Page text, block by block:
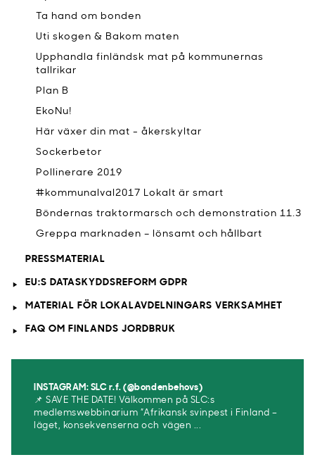
Ta hand om bonden
Uti skogen & Bakom maten
Upphandla finländsk mat på kommunernas
tallrikar
Plan B
EkoNu!
Här växer din mat - åkerskyltar
Sockerbetor
Pollinerare 2019
#kommunalval2017 Lokalt är smart
Böndernas traktormarsch och demonstration 11.3
Greppa marknaden – lönsamt och hållbart
PRESSMATERIAL
EU:S DATASKYDDSREFORM GDPR
MATERIAL FÖR LOKALAVDELNINGARS VERKSAMHET
FAQ OM FINLANDS JORDBRUK
INSTAGRAM: SLC r.f. (@bondenbehovs)
📌 SAVE THE DATE! Välkommen på SLC:s
medlemswebbinarium ”Afrikansk svinpest i Finland –
läget, konsekvenserna och vägen ...